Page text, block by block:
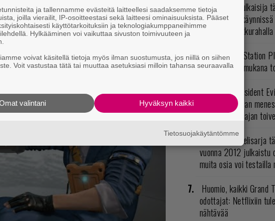
Rakastettu julkaisija
valtavat alet
klassikoita pikkurahalla
Elokuun PlayStation
ilmestyivät – mukana
Tulevasta Resident
näyttäisi tulevan
miljoonan pelaajan
Rakastettu pelisarja
vuonna 2012 julkaistu
muita osia voi testailla
Huomio, kaikki Grand
odottajat: Netflixiin
nähtävää
ja tallennamme evästeitä laitteellesi saadaksemme tietoja
joilla vierailit, IP-osoitteestasi sekä laitteesi ominaisuuksista. Pääset
käyttötarkoituksiin ja teknologiakumppaneihimme
Hylkääminen voi vaikuttaa sivuston toimivuuteen ja
voivat käsitellä tietoja myös ilman suostumusta, jos niillä on siihen
Voit vastustaa tätä tai muuttaa asetuksiasi milloin tahansa seuraavalla
Hyväksyn kaikki
valintani
Tietosuojakäytäntömme